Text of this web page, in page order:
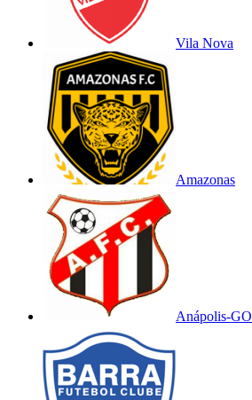
Vila Nova
Amazonas
Anápolis-GO